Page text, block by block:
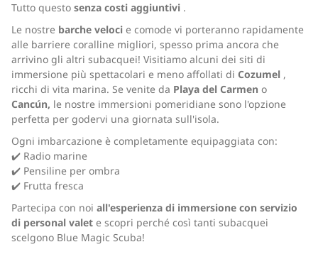
Tutto questo senza costi aggiuntivi .
Le nostre barche veloci e comode vi porteranno rapidamente
alle barriere coralline migliori, spesso prima ancora che
arrivino gli altri subacquei! Visitiamo alcuni dei siti di
immersione più spettacolari e meno affollati di Cozumel ,
ricchi di vita marina. Se venite da Playa del Carmen o
Cancún, le nostre immersioni pomeridiane sono l'opzione
perfetta per godervi una giornata sull'isola.
Ogni imbarcazione è completamente equipaggiata con:
✔️ Radio marine
✔️ Pensiline per ombra
✔️ Frutta fresca
Partecipa con noi all'esperienza di immersione con servizio
di personal valet e scopri perché così tanti subacquei
scelgono Blue Magic Scuba!